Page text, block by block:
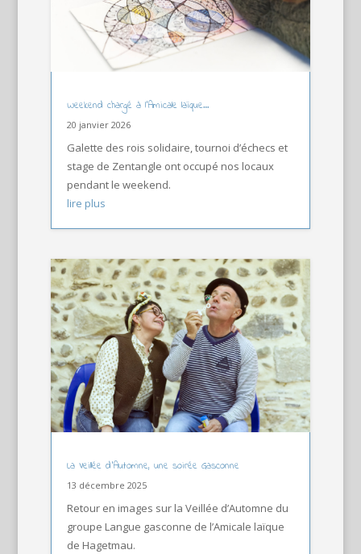
Weekend chargé à l’Amicale laïque…
20 janvier 2026
Galette des rois solidaire, tournoi d’échecs et
stage de Zentangle ont occupé nos locaux
pendant le weekend.
lire plus
La Veillée d’Automne, une soirée Gasconne
13 décembre 2025
Retour en images sur la Veillée d’Automne du
groupe Langue gasconne de l’Amicale laïque
de Hagetmau.